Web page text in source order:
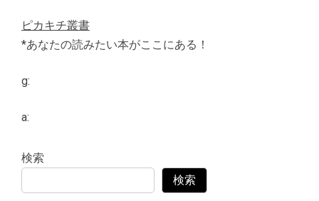
ピカキチ叢書
*あなたの読みたい本がここにある！
g:
a:
検索
検索